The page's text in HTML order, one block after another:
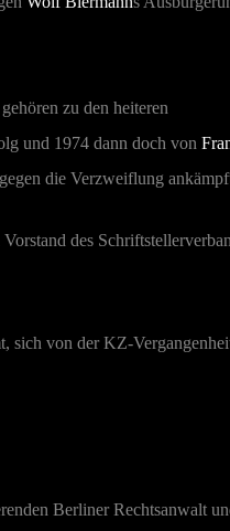
zu den heiteren
und 1974 dann doch von
die Verzweiflung
des
sich von der KZ-
Berliner Rechtsanwalt